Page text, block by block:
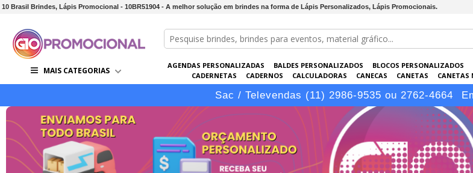
10 Brasil Brindes, Lápis Promocional - 10BR51904 - A melhor solução em brindes na forma de Lápis Personalizados, Lápis Promocionais.
MAIS CATEGORIAS
AGENDAS PERSONALIZADAS BALDES PERSONALIZADOS BLOCOS PERSONALIZADOS
CADERNETAS
CADERNOS CALCULADORAS CANECAS CANETAS CANETAS
CONJUNTOS DE BRINDES
COPOS ELETRÔNICOS EMBALAGENS ESCRITÓRIO
Sac / Televendas (11) 2986-9535 ou 2762-4664